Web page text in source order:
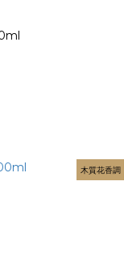
木質花香調